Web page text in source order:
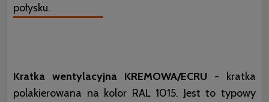
połysku.
Kratka wentylacyjna KREMOWA/ECRU - kratka
polakierowana na kolor RAL 1015. Jest to typowy